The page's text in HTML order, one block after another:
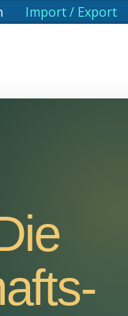
Import / Export